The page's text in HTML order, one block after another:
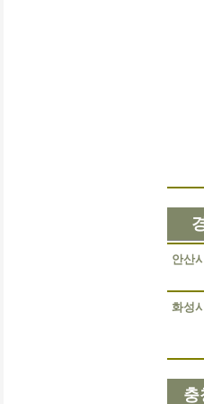
안산
화성
충